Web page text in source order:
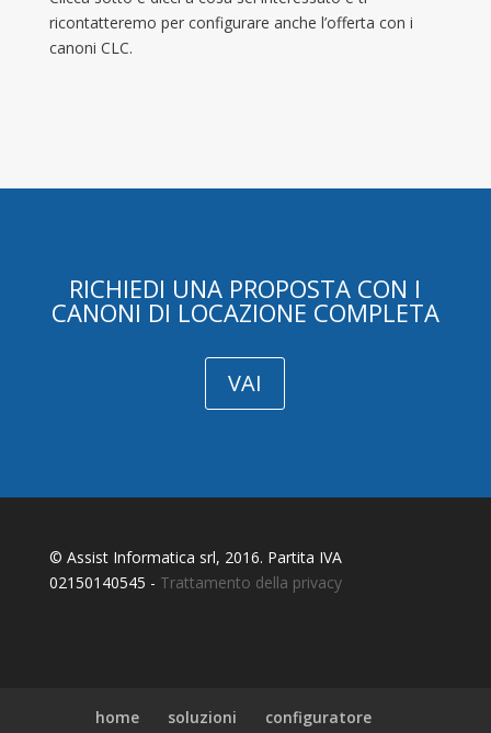
ricontatteremo per configurare anche l’offerta con i
canoni CLC.
RICHIEDI UNA PROPOSTA CON I
CANONI DI LOCAZIONE COMPLETA
VAI
© Assist Informatica srl, 2016. Partita IVA
02150140545 - Trattamento della privacy
home soluzioni
configuratore